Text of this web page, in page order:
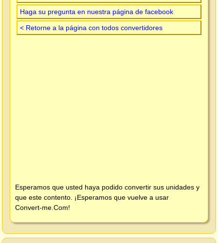
Haga su pregunta en nuestra página de facebook
< Retorne a la página con todos convertidores
Esperamos que usted haya podido convertir sus unidades y
que este contento. ¡Esperamos que vuelve a usar
Convert-me.Com!